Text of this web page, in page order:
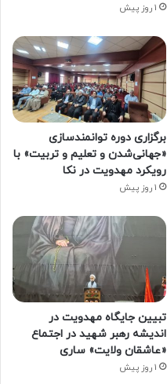
1 روز پیش
برگزاری دوره توانمندسازی
«جهانی‌شدن و تعلیم و تربیت» با
رویکرد مهدویت در نکا
1 روز پیش
تبیین جایگاه مهدویت در
اندیشه رهبر شهید در اجتماع
«عاشقان ولایت» ساری
1 روز پیش